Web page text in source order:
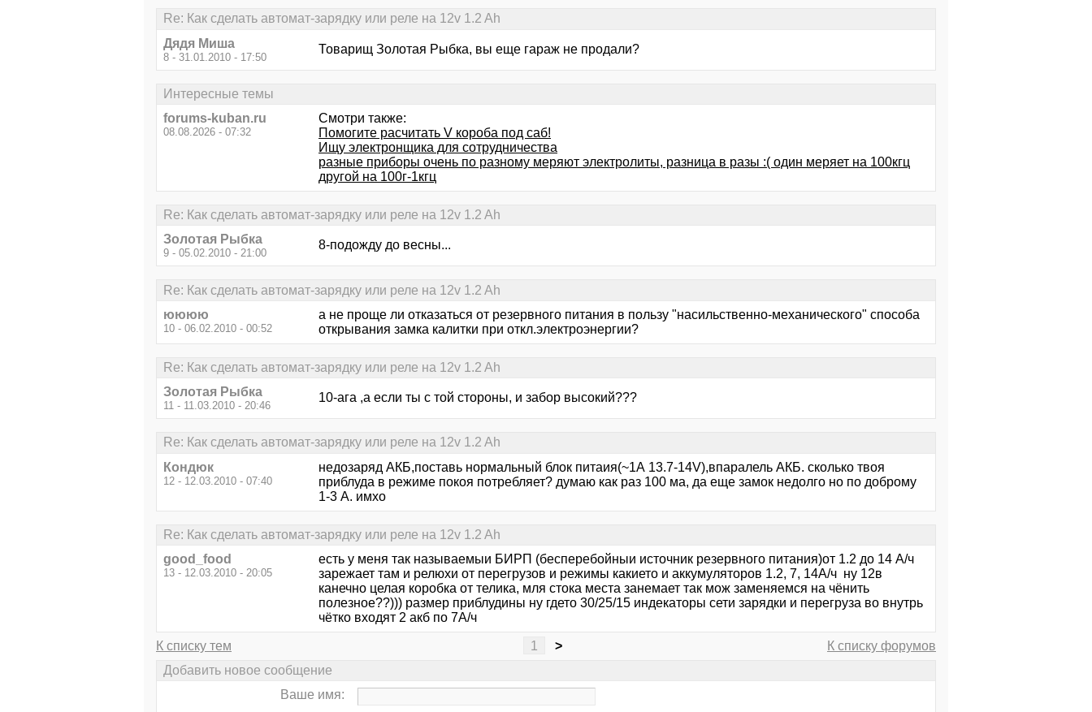
Re: Как сделать автомат-зарядку или реле на 12v 1.2 Ah
Дядя Миша
8 - 31.01.2010 - 17:50
Товарищ Золотая Рыбка, вы еще гараж не продали?
Интересные темы
forums-kuban.ru
08.08.2026 - 07:32
Смотри также:
Помогите расчитать V короба под саб!
Ищу электронщика для сотрудничества
разные приборы очень по разному меряют электролиты, разница в разы :( один меряет на 100кгц
другой на 100г-1кгц
Re: Как сделать автомат-зарядку или реле на 12v 1.2 Ah
Золотая Рыбка
9 - 05.02.2010 - 21:00
8-подожду до весны...
Re: Как сделать автомат-зарядку или реле на 12v 1.2 Ah
юююю
10 - 06.02.2010 - 00:52
а не проще ли отказаться от резервного питания в пользу "насильственно-механического" способа
открывания замка калитки при откл.электроэнергии?
Re: Как сделать автомат-зарядку или реле на 12v 1.2 Ah
Золотая Рыбка
11 - 11.03.2010 - 20:46
10-ага ,а если ты с той стороны, и забор высокий???
Re: Как сделать автомат-зарядку или реле на 12v 1.2 Ah
Кондюк
12 - 12.03.2010 - 07:40
недозаряд АКБ,поставь нормальный блок питаия(~1А 13.7-14V),впаралель АКБ. сколько твоя
приблуда в режиме покоя потребляет? думаю как раз 100 ма, да еще замок недолго но по доброму
1-3 А. имхо
Re: Как сделать автомат-зарядку или реле на 12v 1.2 Ah
good_food
13 - 12.03.2010 - 20:05
есть у меня так называемыи БИРП (бесперебойныи источник резервного питания)от 1.2 до 14 А/ч
зарежает там и релюхи от перегрузов и режимы какието и аккумуляторов 1.2, 7, 14А/ч ну 12в
канечно целая коробка от телика, мля стока места занемает так мож заменяемся на чёнить
полезное??))) размер приблудины ну гдето 30/25/15 индекаторы сети зарядки и перегруза во внутрь
чётко входят 2 акб по 7А/ч
К списку тем 1 >
К списку форумов
Добавить новое сообщение
Ваше имя: